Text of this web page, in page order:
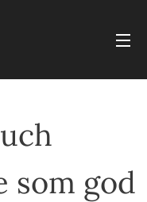
som god